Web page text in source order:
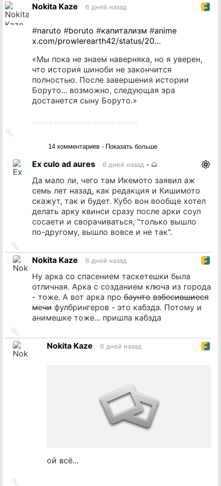
источникNokita Kaze 6 дней назад
#naruto #boruto #капитализм #anime
x.com/prowlerearth42/status/20…
«Мы пока не знаем наверняка, но я уверен,
что история шиноби не закончится
полностью. После завершения истории
Боруто... возможно, следующая эра
достанется сыну Боруто.»
14 комментариев - Показать больше
Ex culo ad aures 6 дней назад •
Да мало ли, чего там Икемото заявил аж
семь лет назад, как редакция и Кишимото
скажут, так и будет. Кубо вон вообще хотел
делать арку квинси сразу после арки соул
сосаети и сворачиваться, "только вышло
по-другому, вышло вовсе и не так".
на
источник
Nokita Kaze 6 дней назад
Ну арка со спасением таскетешки была
отличная. Арка с созданием ключа из города
- тоже. А вот арка про баунто взбесившиеся
мечи фулбрингеров - это кабзда. Потому и
анимешке тоже... пришла кабзда
на
источникNokita Kaze 6 дней назад
ой всё...